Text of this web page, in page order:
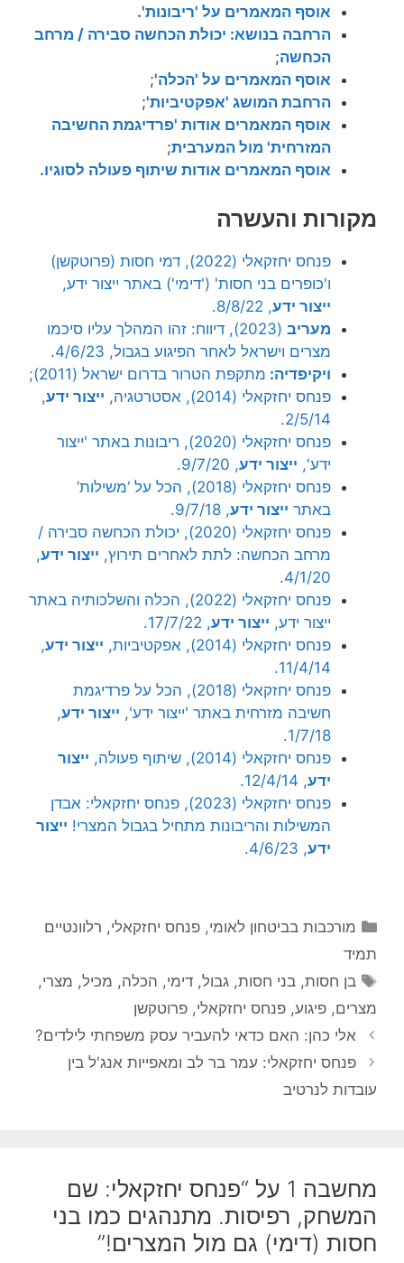
אוסף המאמרים על 'ריבונות'.
הרחבה בנושא: יכולת הכחשה סבירה / מרחב
הכחשה;
אוסף המאמרים על 'הכלה';
הרחבת המושג 'אפקטיביות';
אוסף המאמרים אודות 'פרדיגמת החשיבה
המזרחית' מול המערבית;
אוסף המאמרים אודות שיתוף פעולה לסוגיו.
מקורות והעשרה
פנחס יחזקאלי (2022), דמי חסות (פרוטקשן)
ו'כופרים בני חסות' ('דימי') באתר ייצור ידע,
ייצור ידע, 8/8/22.
מעריב
(2023), דיווח: זהו המהלך עליו סיכמו
מצרים וישראל לאחר הפיגוע בגבול, 4/6/23.
ויקיפדיה: מתקפת הטרור בדרום ישראל (2011);
פנחס יחזקאלי (2014), אסטרטגיה,
ייצור ידע,
2/5/14.
פנחס יחזקאלי (2020), ריבונות באתר 'ייצור
ידע', ייצור ידע, 9/7/20.
פנחס יחזקאלי (2018), הכל על ‘משילות’
באתר ייצור ידע, 9/7/18.
פנחס יחזקאלי (2020), יכולת הכחשה סבירה /
מרחב הכחשה: לתת לאחרים תירוץ, ייצור ידע,
4/1/20.
פנחס יחזקאלי (2022), הכלה והשלכותיה באתר
ייצור ידע, ייצור ידע, 17/7/22.
פנחס יחזקאלי (2014), אפקטיביות,
ייצור ידע,
11/4/14.
פנחס יחזקאלי (2018), הכל על פרדיגמת
חשיבה מזרחית באתר 'ייצור ידע', ייצור ידע,
1/7/18.
פנחס יחזקאלי (2014), שיתוף פעולה,
ייצור
ידע, 12/4/14.
פנחס יחזקאלי (2023), פנחס יחזקאלי: אבדן
המשילות והריבונות מתחיל בגבול המצרי! ייצור
ידע, 4/6/23.
קטגוריות
מורכבות בביטחון לאומי,פנחס יחזקאלי, רלוונטיים
תמיד
תגיות
בן חסות,בני חסות,גבול,דימי, הכלה, מכיל, מצרי,
מצרים, פיגוע, פנחס יחזקאלי, פרוטקשן
אלי כהן: האם כדאי להעביר עסק משפחתי לילדים?
פנחס יחזקאלי: עמר בר לב ומאפייות אנג'ל בין
עובדות לנרטיב
מחשבה 1 על “פנחס יחזקאלי: שם
המשחק, רפיסות. מתנהגים כמו בני
חסות (דימי) גם מול המצרים!”